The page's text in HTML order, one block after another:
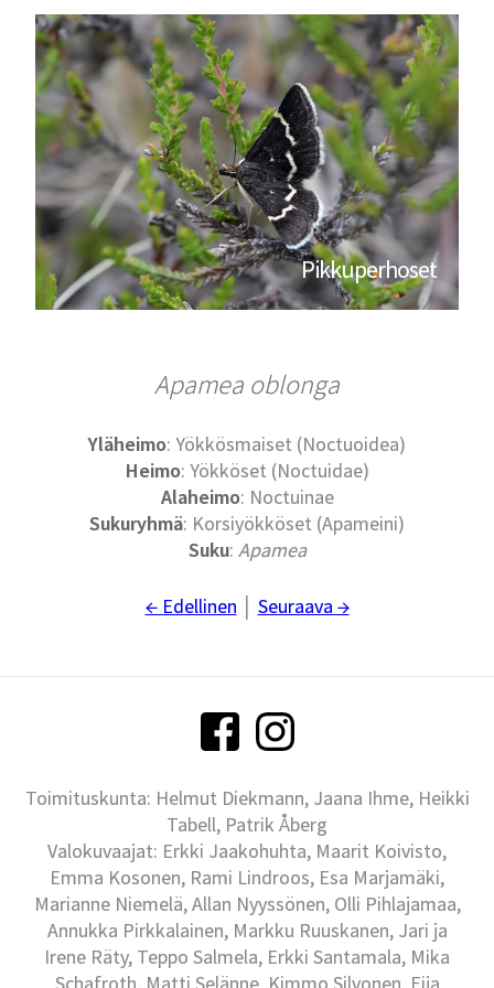
Pikkuperhoset
Apamea oblonga
Yläheimo: Yökkösmaiset (Noctuoidea)
Heimo: Yökköset (Noctuidae)
Alaheimo: Noctuinae
Sukuryhmä: Korsiyökköset (Apameini)
Suku: Apamea
← Edellinen Seuraava →
Toimituskunta: Helmut Diekmann, Jaana Ihme, Heikki
Tabell, Patrik Åberg
Valokuvaajat: Erkki Jaakohuhta, Maarit Koivisto,
Emma Kosonen, Rami Lindroos, Esa Marjamäki,
Marianne Niemelä, Allan Nyyssönen, Olli Pihlajamaa,
Annukka Pirkkalainen, Markku Ruuskanen, Jari ja
Irene Räty, Teppo Salmela, Erkki Santamala, Mika